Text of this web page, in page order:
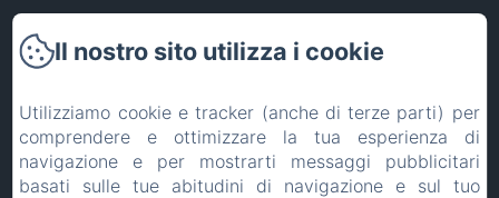
Torna alla pagina iniziale
Contattateci
Il nostro sito utilizza i cookie
Utilizziamo cookie e tracker (anche di terze parti) per
comprendere e ottimizzare la tua esperienza di
navigazione e per mostrarti messaggi pubblicitari
basati sulle tue abitudini di navigazione e sul tuo